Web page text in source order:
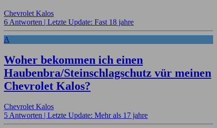
Chevrolet Kalos
6 Antworten | Letzte Update: Fast 18 jahre
A
Woher bekommen ich einen
Haubenbra/Steinschlagschutz vür meinen
Chevrolet Kalos?
Chevrolet Kalos
5 Antworten | Letzte Update: Mehr als 17 jahre